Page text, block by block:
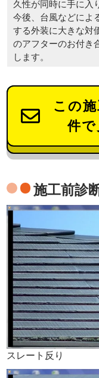
久性が同時に手に入
今後、台風などによ
する外装に大きな対
のアフターのお付き
します。
この
件
施工前診
スレート反り